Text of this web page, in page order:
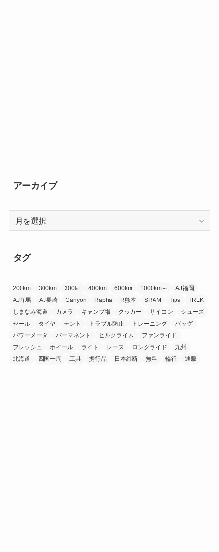
アーカイブ
ブ
タグ
200km 300km 300㎞ 400km 600km 1000km～
AJ福岡
AJ群馬
AJ長崎 Canyon Rapha R熊本 SRAM Tips
TREK
しまなみ海道
カメラ キャンプ場 クッカー サイコン
シューズ
セール
タイヤ テント トラブル防止 トレーニング
バッグ
パワーメータ
パーマネント ヒルクライム
ファンライド
フレッシュ
ホイール ライト レース ロングライド
九州
北海道
四国一周 工具 携行品 日本縦断 無料 輪行 通販